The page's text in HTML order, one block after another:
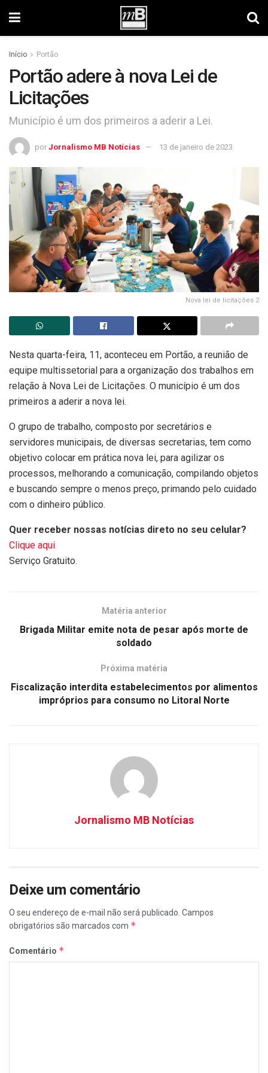
Início Portão
Portão adere à nova Lei de
Licitações
Município é um dos primeiros a aderir a Lei.
por Jornalismo MB Notícias 13 de janeiro de 2023
Nova lei de licitações 2
Nesta quarta-feira, 11, aconteceu em Portão, a reunião de
equipe multissetorial para a organização dos trabalhos em
relação à Nova Lei de Licitações. O município é um dos
primeiros a aderir a nova lei.
O grupo de trabalho, composto por secretários e
servidores municipais, de diversas secretarias, tem como
objetivo colocar em prática nova lei, para agilizar os
processos, melhorando a comunicação, compilando objetos
e buscando sempre o menos preço, primando pelo cuidado
com o dinheiro público.
Quer receber nossas notícias direto no seu celular?
Clique aqui
Serviço Gratuito.
Matéria anterior
Brigada Militar emite nota de pesar após morte de
soldado
Próxima matéria
Fiscalização interdita estabelecimentos por alimentos
impróprios para consumo no Litoral Norte
Jornalismo MB Notícias
Deixe um comentário
O seu endereço de e-mail não será publicado. Campos
obrigatórios são marcados com *
Comentário *